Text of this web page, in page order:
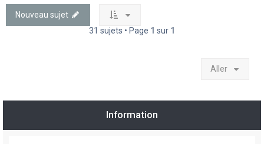
Nouveau sujet
31 sujets • Page 1 sur 1
Aller
Information